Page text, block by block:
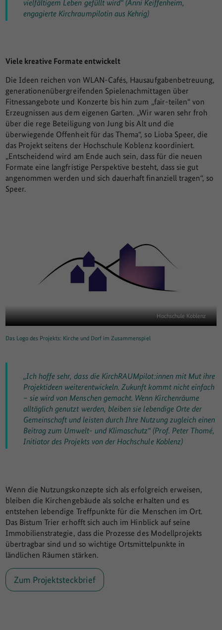
vielfältigem Leben gefüllt wird“ (Anni Keiffenheim,
engagierte Kirchraumpilotin aus Kehrig)
Viele kreative Formate entwickelt
Die Ideen reichen von WLAN-Cafés, Hausaufgabenbetreuung,
generationenübergreifenden Spielenachmittagen über
Fitnessangebote und Konzerte bis hin zum „fair-teilen“ von
Erzeugnissen aus dem eigenen Garten. „Wir waren sehr froh
über die rege Beteiligung von Jung bis Alt und die
überwiegende Offenheit für das Thema“, so Lioba Speer, die
das Projekt seitens der Hochschule Koblenz koordiniert.
„Entscheidend wird am Ende auch sein, dass für die neuen
Formate eine langfristige Perspektive besteht, dass sie gut
angenommen werden und sich dauerhaft finanziell tragen“, so
Speer.
Hochschule Koblenz
Das Logo des Projekts: Kirche und Dorf im Zusammenspiel
„Ich hoffe sehr, dass die KirchRAUMpilot:innen mit Mut ihre
Projektideen weiterentwickeln. Zukunft kommt nicht einfach
– sie wird von Menschen gemacht. Wenn Kirchenräume
alltäglich genutzt werden, bleiben sie lebendige Orte der
Gemeinschaft und leisten durch Ihre Nutzung zugleich einen
Beitrag zum Umwelt- und Klimaschutz“ (Prof. Peter Thomé,
Initiator des Projekts von der Hochschule Koblenz)
Wenn die Nutzungskonzepte sich als erfolgreich erweisen,
bleiben die Kirchengebäude als solche erhalten und es
entstehen lebendige Treffpunkte für die Menschen im Ort.
Das Bistum Trier erhofft sich auch im Hinblick auf seine
Immobilienstrategie, dass die Prozesse des Modellprojekts
übertragbar sind und so wichtige Ortsmittelpunkte in
ländlichen Räumen stärken.
Zum Projektsteckbrief